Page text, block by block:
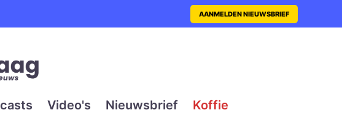
krant met actueel en
AANMELDEN NIEUWSBRIEF
Video's Nieuwsbrief Koffie